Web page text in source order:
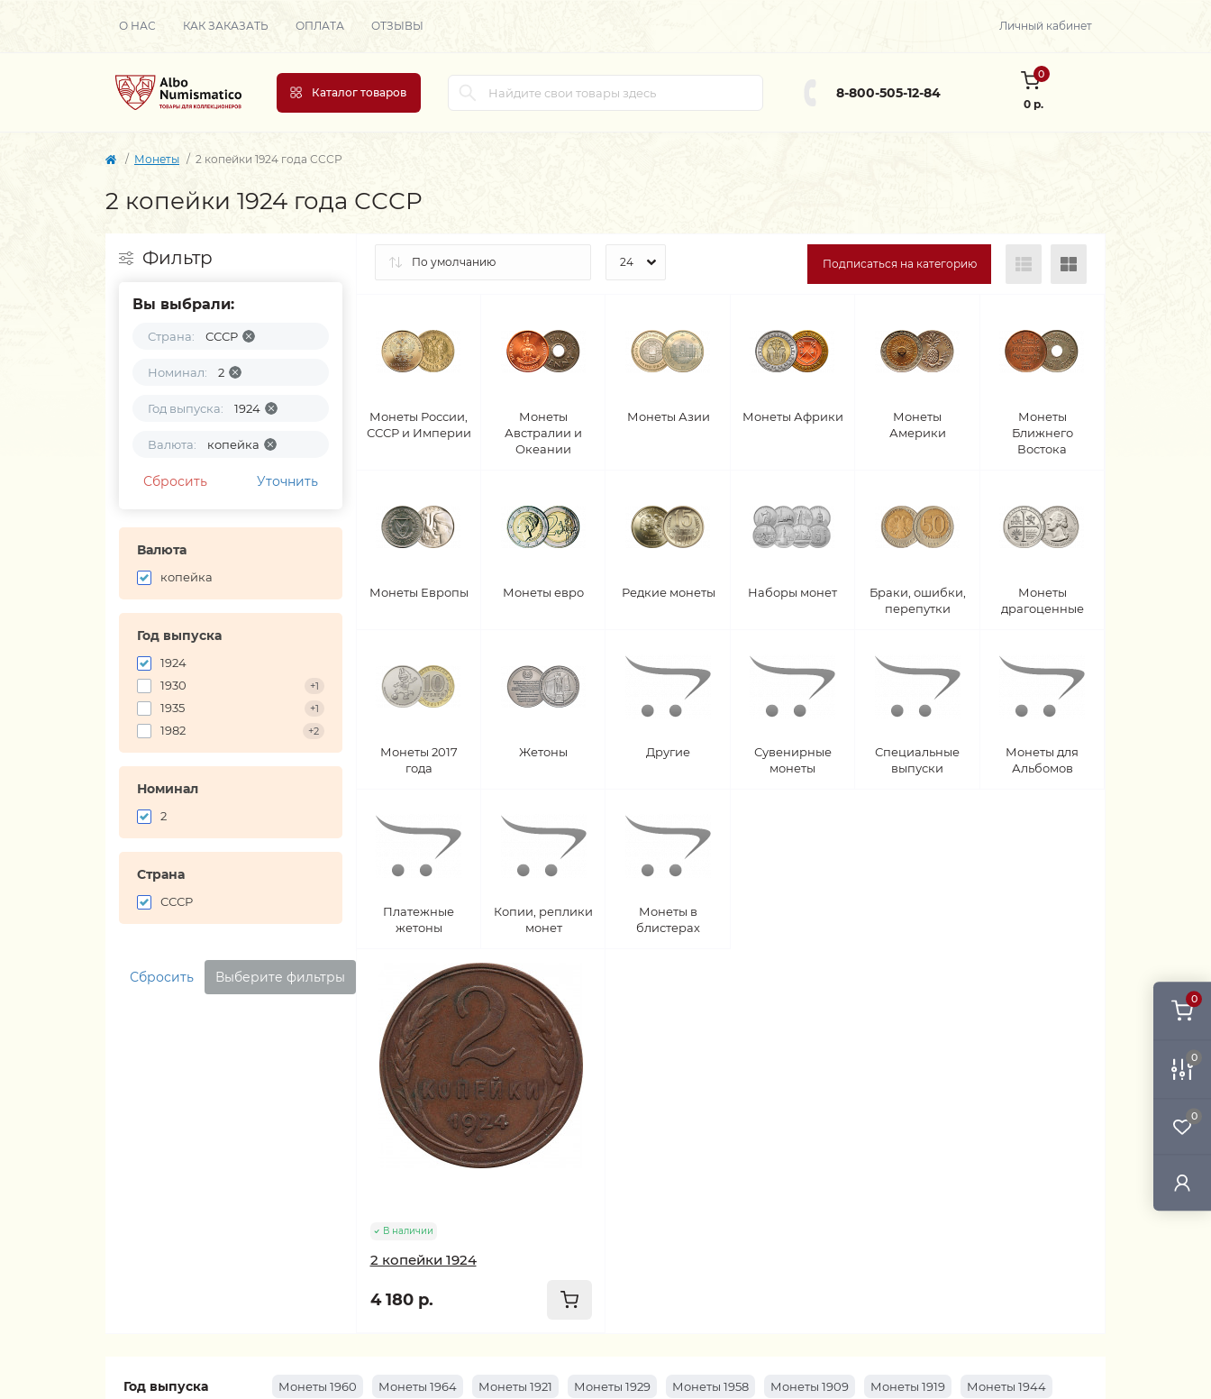
0
0
0
О НАС КАК ЗАКАЗАТЬ ОПЛАТА ОТЗЫВЫ Личный кабинет
Каталог товаров 8-800-505-12-84
0
0 р.
Монеты 2 копейки 1924 года СССР
2 копейки 1924 года СССР
Фильтр
Вы выбрали:
Страна: СССР
Номинал: 2
Год выпуска: 1924
Валюта: копейка
Сбросить Уточнить
Валюта
копейка
Год выпуска
1924
1930
+1
1935 +1
1982 +2
Номинал
2
Страна
СССР
Сбросить Выберите фильтры
Подписаться на категорию
Монеты России,
СССР и Империи
Монеты
Австралии и
Океании
Монеты Азии Монеты Африки
Монеты
Америки
Монеты
Ближнего
Востока
Монеты Европы Монеты евро Редкие монеты Наборы монет
Браки, ошибки,
перепутки
Монеты
драгоценные
Монеты 2017
года
Жетоны Другие
Сувенирные
монеты
Специальные
выпуски
Монеты для
Альбомов
Платежные
жетоны
Копии, реплики
монет
Монеты в
блистерах
В наличии
2 копейки 1924
4 180 р.
Год выпуска Монеты 1960 Монеты 1964 Монеты 1921 Монеты 1929 Монеты 1958 Монеты 1909 Монеты 1919 Монеты 1944